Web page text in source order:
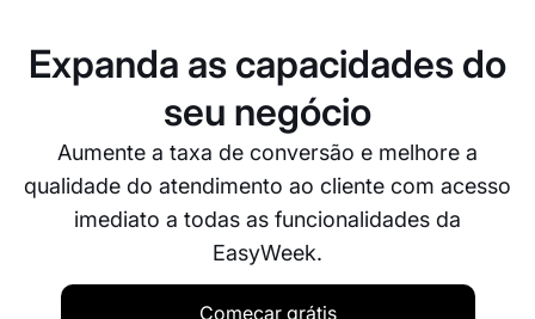
lembretes de renovação. Pode poupar tempo e
ajudar a manter uma receita estável.
Expanda as capacidades do
seu negócio
Aumente a taxa de conversão e melhore a
qualidade do atendimento ao cliente com acesso
imediato a todas as funcionalidades da
EasyWeek.
Começar grátis